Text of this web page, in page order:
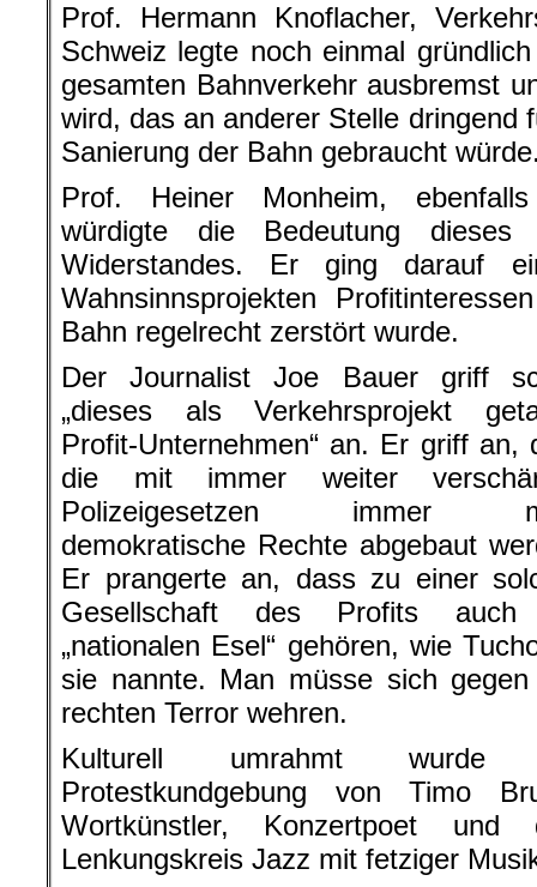
Prof. Hermann Knoflacher,
Schweiz legte noch einmal
gesamten Bahnverkehr ausbremst
wird, das an anderer Stelle dringend
Sanierung der Bahn gebraucht
Prof. Heiner Monheim, ebenfalls
würdigte die Bedeutung dieses
Widerstandes. Er ging darauf
Wahnsinnsprojekten
Bahn regelrecht zerstört wurde.
Der Journalist Joe Bauer griff
„dieses als Verkehrsprojekt
Profit-Unternehmen“ an. Er griff an,
die mit immer weiter
Polizeigesetzen immer
demokratische Rechte abgebaut
Er prangerte an, dass zu einer
Gesellschaft des Profits
„nationalen Esel“ gehören, wie
sie nannte. Man müsse sich
rechten Terror wehren.
Kulturell umrahmt wurde
Protestkundgebung von Timo
Wortkünstler, Konzertpoet und
Lenkungskreis Jazz mit fetziger